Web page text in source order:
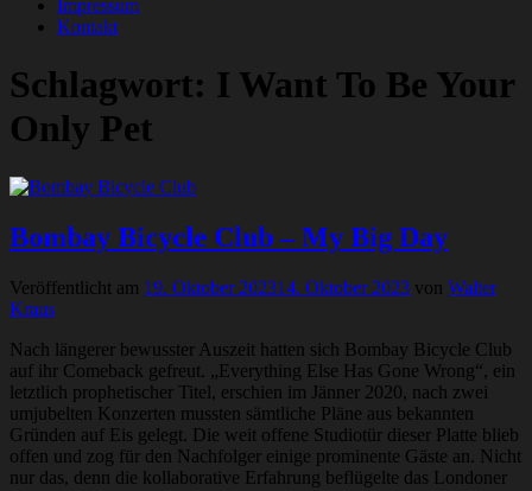
Impressum
Kontakt
Schlagwort: I Want To Be Your
Only Pet
Bombay Bicycle Club – My Big Day
Veröffentlicht am 19. Oktober 202314. Oktober 2023 von Walter
Kraus
Nach längerer bewusster Auszeit hatten sich Bombay Bicycle Club
auf ihr Comeback gefreut. „Everything Else Has Gone Wrong“, ein
letztlich prophetischer Titel, erschien im Jänner 2020, nach zwei
umjubelten Konzerten mussten sämtliche Pläne aus bekannten
Gründen auf Eis gelegt. Die weit offene Studiotür dieser Platte blieb
offen und zog für den Nachfolger einige prominente Gäste an. Nicht
nur das, denn die kollaborative Erfahrung beflügelte das Londoner